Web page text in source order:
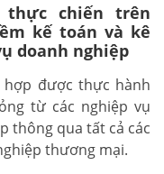
thực chiến trên
kế toán và kê
doanh nghiệp
hợp được thực hành
từ các nghiệp vụ
thông qua tất cả các
thương mại.